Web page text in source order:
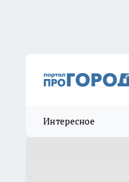
Интересное